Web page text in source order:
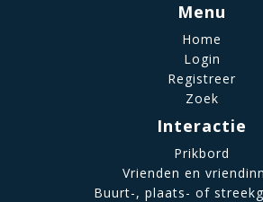
Menu
Home
Login
Registreer
Zoek
Interactie
Prikbord
Vrienden en
Buurt-, plaats- of